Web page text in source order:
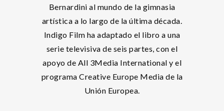
Bernardini al mundo de la gimnasia
artística a lo largo de la última década.
Indigo Film ha adaptado el libro a una
serie televisiva de seis partes, con el
apoyo de All 3Media International y el
programa Creative Europe Media de la
Unión Europea.